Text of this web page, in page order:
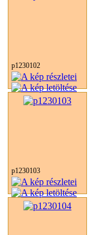
p1230102
p1230103